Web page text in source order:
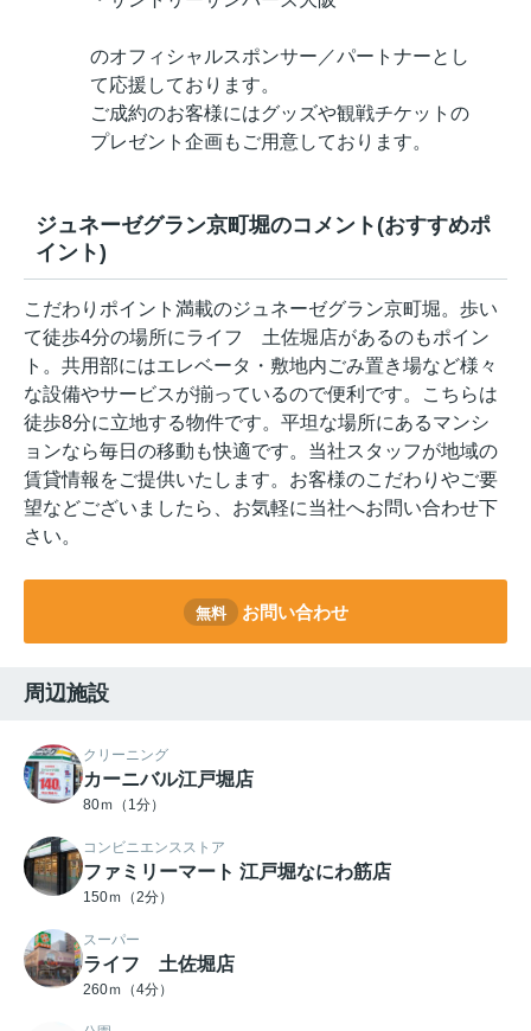
のオフィシャルスポンサー／パートナーとし
て応援しております。
ご成約のお客様にはグッズや観戦チケットの
プレゼント企画もご用意しております。
ジュネーゼグラン京町堀のコメント(おすすめポ
イント)
こだわりポイント満載のジュネーゼグラン京町堀。歩い
て徒歩4分の場所にライフ 土佐堀店があるのもポイン
ト。共用部にはエレベータ・敷地内ごみ置き場など様々
な設備やサービスが揃っているので便利です。こちらは
徒歩8分に立地する物件です。平坦な場所にあるマンシ
ョンなら毎日の移動も快適です。当社スタッフが地域の
賃貸情報をご提供いたします。お客様のこだわりやご要
望などございましたら、お気軽に当社へお問い合わせ下
さい。
無料 お問い合わせ
周辺施設
クリーニング
カーニバル江戸堀店
80ｍ（1分）
コンビニエンスストア
ファミリーマート 江戸堀なにわ筋店
150ｍ（2分）
スーパー
ライフ 土佐堀店
260ｍ（4分）